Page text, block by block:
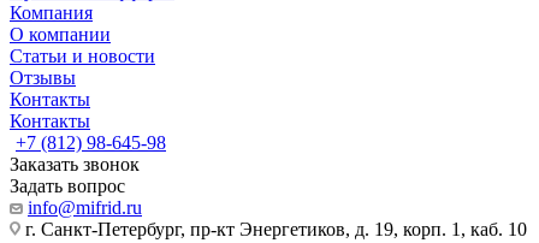
Компания
О компании
Статьи и новости
Отзывы
Контакты
Контакты
+7 (812) 98-645-98
Заказать звонок
Задать вопрос
info@mifrid.ru
г. Санкт-Петербург, пр-кт Энергетиков, д. 19, корп. 1, каб. 10